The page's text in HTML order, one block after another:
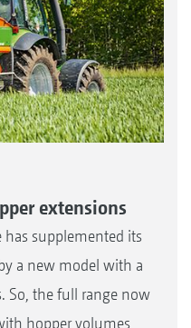
extensions
supplemented its
a new model with a
So, the full range now
hopper volumes